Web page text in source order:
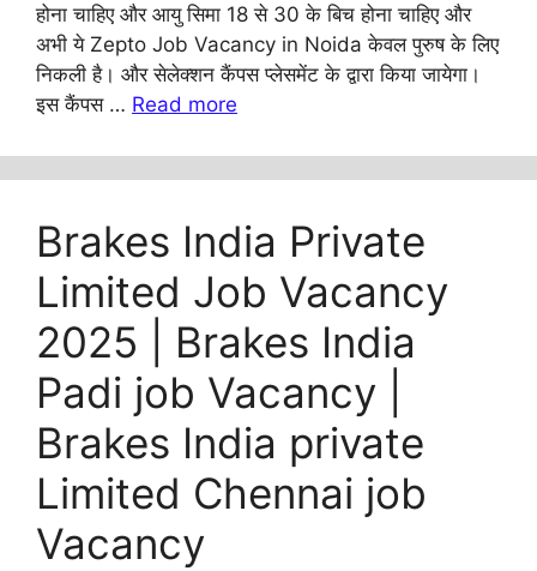
होना चाहिए और आयु सिमा 18 से 30 के बिच होना चाहिए और
अभी ये Zepto Job Vacancy in Noida केवल पुरुष के लिए
निकली है। और सेलेक्शन कैंपस प्लेसमेंट के द्वारा किया जायेगा।
इस कैंपस … Read more
Brakes India Private
Limited Job Vacancy
2025 | Brakes India
Padi job Vacancy |
Brakes India private
Limited Chennai job
Vacancy